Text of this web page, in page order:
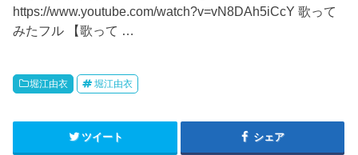
https://www.youtube.com/watch?v=vN8DAh5iCcY 歌って
みたフル 【歌って …
堀江由衣 堀江由衣
ツイート シェア